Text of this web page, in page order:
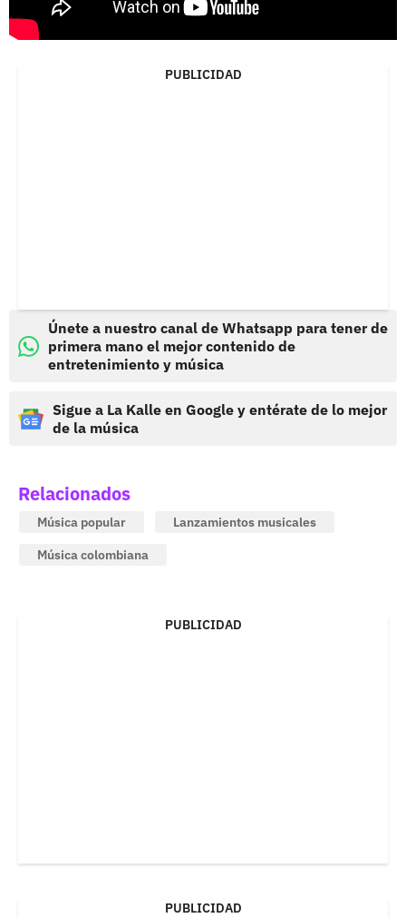
PUBLICIDAD
Únete a nuestro canal de Whatsapp para tener de
primera mano el mejor contenido de
entretenimiento y música
Sigue a La Kalle en Google y entérate de lo mejor
de la música
Relacionados
Música popular
Lanzamientos musicales
Música colombiana
PUBLICIDAD
PUBLICIDAD